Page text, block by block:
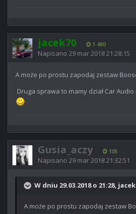
jacek70 1 480
Napisano 29 mar 2018 21:28:15
A może po prostu zapodaj zestaw
Druga sprawa to mamy dział Car
Gusia_aczy 105
Napisano 29 mar 2018 21:32:51
W dniu 29.03.2018 o 21:28,
A może po prostu zapodaj zestaw